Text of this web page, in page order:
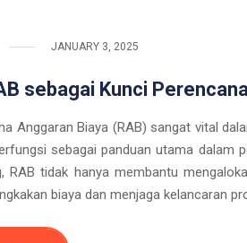
JANUARY 3, 2025
sebagai Kunci
Anggaran Biaya (RAB) sangat vital
sebagai panduan utama dalam
RAB tidak hanya membantu
biaya dan menjaga kelancaran